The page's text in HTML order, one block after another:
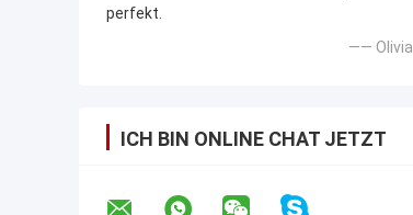
perfekt.
—— Olivia
ICH BIN ONLINE CHAT JETZT